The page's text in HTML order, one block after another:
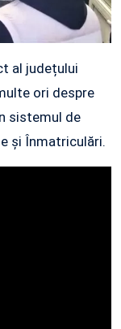
al județului
ori despre
sistemul de
și Înmatriculări.